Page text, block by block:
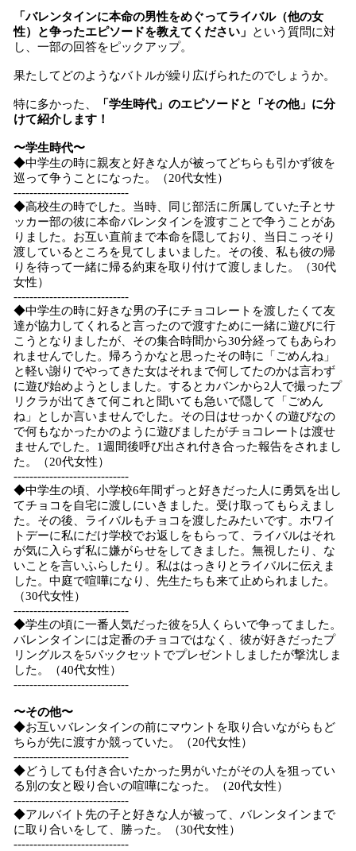
「バレンタインに本命の男性をめぐってライバル（他の女
性）と争ったエピソードを教えてください」
という質問に対
し、一部の回答をピックアップ。
果たしてどのようなバトルが繰り広げられたのでしょうか。
特に多かった、
「学生時代」のエピソードと「その他」に分
けて紹介します！
〜学生時代〜
◆中学生の時に親友と好きな人が被ってどちらも引かず彼を
巡って争うことになった。（20代女性）
-----------------------------
◆高校生の時でした。当時、同じ部活に所属していた子とサ
ッカー部の彼に本命バレンタインを渡すことで争うことがあ
りました。お互い直前まで本命を隠しており、当日こっそり
渡しているところを見てしまいました。その後、私も彼の帰
りを待って一緒に帰る約束を取り付けて渡しました。（30代
女性）
-----------------------------
◆中学生の時に好きな男の子にチョコレートを渡したくて友
達が協力してくれると言ったので渡すために一緒に遊びに行
こうとなりましたが、その集合時間から30分経ってもあらわ
れませんでした。帰ろうかなと思ったその時に「ごめんね」
と軽い謝りでやってきた女はそれまで何してたのかは言わず
に遊び始めようとしました。するとカバンから2人で撮ったプ
リクラが出てきて何これと聞いても急いで隠して「ごめん
ね」としか言いませんでした。その日はせっかくの遊びなの
で何もなかったかのように遊びましたがチョコレートは渡せ
ませんでした。1週間後呼び出され付き合った報告をされまし
た。（20代女性）
-----------------------------
◆中学生の頃、小学校6年間ずっと好きだった人に勇気を出し
てチョコを自宅に渡しにいきました。受け取ってもらえまし
た。その後、ライバルもチョコを渡したみたいです。ホワイ
トデーに私にだけ学校でお返しをもらって、ライバルはそれ
が気に入らず私に嫌がらせをしてきました。無視したり、な
いことを言いふらしたり。私ははっきりとライバルに伝えま
した。中庭で喧嘩になり、先生たちも来て止められました。
（30代女性）
-----------------------------
◆学生の頃に一番人気だった彼を5人くらいで争ってました。
バレンタインには定番のチョコではなく、彼が好きだったプ
リングルスを5パックセットでプレゼントしましたが撃沈しま
した。（40代女性）
-----------------------------
〜その他〜
◆お互いバレンタインの前にマウントを取り合いながらもど
ちらが先に渡すか競っていた。（20代女性）
-----------------------------
◆どうしても付き合いたかった男がいたがその人を狙ってい
る別の女と殴り合いの喧嘩になった。（20代女性）
-----------------------------
◆アルバイト先の子と好きな人が被って、バレンタインまで
に取り合いをして、勝った。（30代女性）
-----------------------------